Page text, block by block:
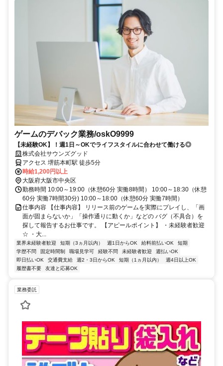
ゲームのデバック業務/oskO9999
【未経験OK】！週1日～OKでライフスタイルに合わせて働ける◎
株式会社サウンズグッド
アクセス 堺筋本町駅 徒歩5分
時給1,200円以上
大阪府大阪市中央区
勤務時間 10:00～19:00（休憩60分 実働8時間） 10:00～18:30（休憩
60分 実働7時間30分) 10:00～18:00（休憩60分 実働7時間）
仕事内容 【仕事内容】 リリース前のゲームを実際にプレイし、「画
面が固まらないか」「操作通りに動くか」などの バグ（不具合）を
探して報告するお仕事です。 【アピールポイント】 ・未経験者歓迎
☆ ・大...
業界未経験者歓迎 短期（3ヵ月以内） 週1日からOK 給料前払いOK
短期
学歴不問
固定時間制 職場見学可 経験不問 未経験者歓迎
週払いOK
即日払いOK
交通費支給 週2・3日からOK 短期（1ヵ月以内）
週4日以上OK
履歴書不要
友達と応募OK
業務委託